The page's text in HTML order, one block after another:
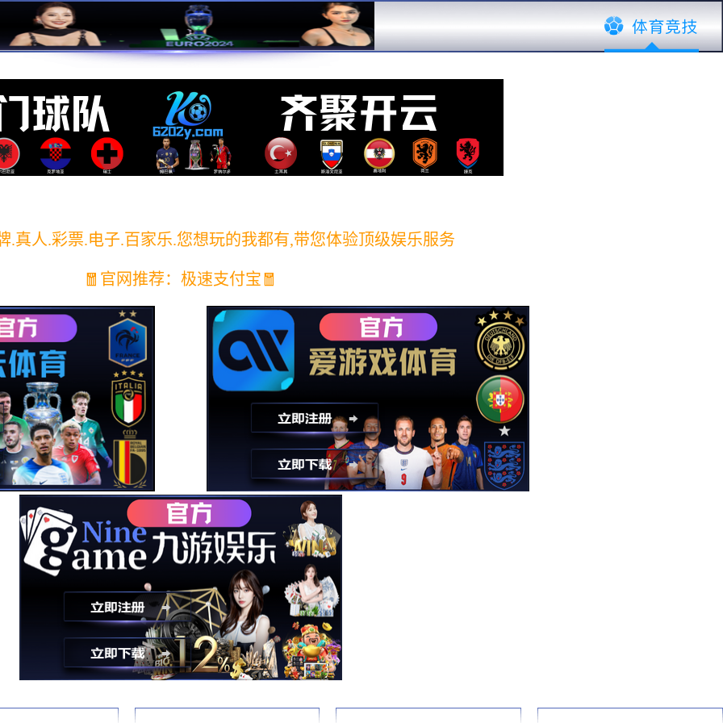
(中国)官方网站 - 让运动改变生活
首页 赛事与报名 业务介绍 精彩回顾
赛事服务
战赛”策划及执行的成功经验，据举办方需求策划并执行具有独立IP的主题定向运动赛